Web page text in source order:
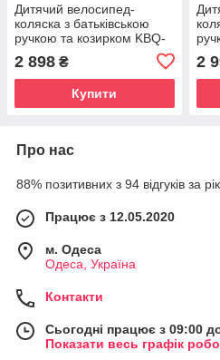
Дитячий велосипед-
коляска з батьківською
ручкою та козирком KBQ-
світло, музика, 3 кольори
2 898 ₴
Купити
2
Про нас
88% позитивних з 94 відгуків за рік
Працює з 12.05.2020
м. Одеса
Одеса, Україна
Контакти
Сьогодні працює з 09:00
Показати весь графік